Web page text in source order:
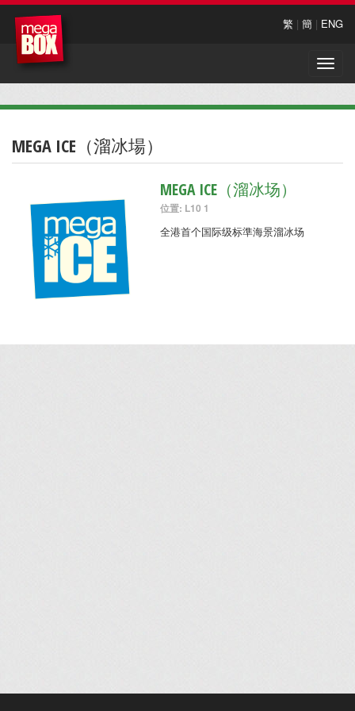
繁 | 簡 | ENG
Toggle
MEGA ICE（溜冰場）
MEGA ICE（溜冰场）
位置: L10 1
全港首个国际级标準海景溜冰场